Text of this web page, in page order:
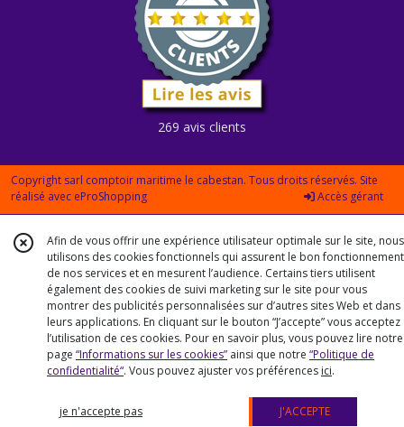
269 avis clients
Copyright sarl comptoir maritime le cabestan. Tous droits réservés. Site
réalisé avec eProShopping Accès gérant
Afin de vous offrir une expérience utilisateur optimale sur le site, nous
utilisons des cookies fonctionnels qui assurent le bon fonctionnement
de nos services et en mesurent l’audience. Certains tiers utilisent
également des cookies de suivi marketing sur le site pour vous
montrer des publicités personnalisées sur d’autres sites Web et dans
leurs applications. En cliquant sur le bouton “J’accepte” vous acceptez
l’utilisation de ces cookies. Pour en savoir plus, vous pouvez lire notre
page “Informations sur les cookies” ainsi que notre “Politique de
confidentialité“. Vous pouvez ajuster vos préférences ici.
je n'accepte pas J'ACCEPTE